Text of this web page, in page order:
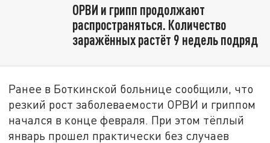
ОРВИ и грипп продолжают
распространяться. Количество
заражённых растёт 9 недель подряд
Ранее в Боткинской больнице сообщили, что
резкий рост заболеваемости ОРВИ и гриппом
начался в конце февраля. При этом тёплый
январь прошел практически без случаев